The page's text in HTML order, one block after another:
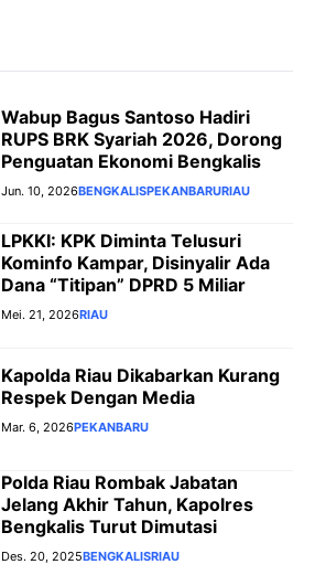
Wabup Bagus Santoso Hadiri
RUPS BRK Syariah 2026, Dorong
Penguatan Ekonomi Bengkalis
Jun. 10, 2026BENGKALISPEKANBARURIAU
LPKKI: KPK Diminta Telusuri
Kominfo Kampar, Disinyalir Ada
Dana “Titipan” DPRD 5 Miliar
Mei. 21, 2026RIAU
Kapolda Riau Dikabarkan Kurang
Respek Dengan Media
Mar. 6, 2026PEKANBARU
Polda Riau Rombak Jabatan
Jelang Akhir Tahun, Kapolres
Bengkalis Turut Dimutasi
Des. 20, 2025BENGKALISRIAU